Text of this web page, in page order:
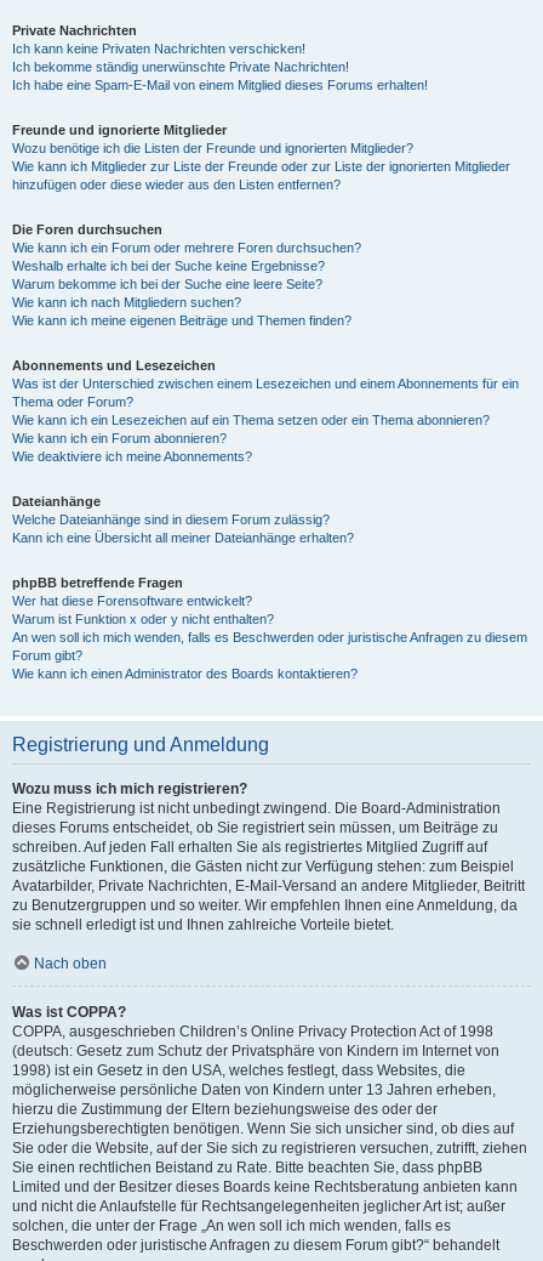
Private Nachrichten
Ich kann keine Privaten Nachrichten verschicken!
Ich bekomme ständig unerwünschte Private Nachrichten!
Ich habe eine Spam-E-Mail von einem Mitglied dieses Forums erhalten!
Freunde und ignorierte Mitglieder
Wozu benötige ich die Listen der Freunde und ignorierten Mitglieder?
Wie kann ich Mitglieder zur Liste der Freunde oder zur Liste der ignorierten Mitglieder
hinzufügen oder diese wieder aus den Listen entfernen?
Die Foren durchsuchen
Wie kann ich ein Forum oder mehrere Foren durchsuchen?
Weshalb erhalte ich bei der Suche keine Ergebnisse?
Warum bekomme ich bei der Suche eine leere Seite?
Wie kann ich nach Mitgliedern suchen?
Wie kann ich meine eigenen Beiträge und Themen finden?
Abonnements und Lesezeichen
Was ist der Unterschied zwischen einem Lesezeichen und einem Abonnements für ein
Thema oder Forum?
Wie kann ich ein Lesezeichen auf ein Thema setzen oder ein Thema abonnieren?
Wie kann ich ein Forum abonnieren?
Wie deaktiviere ich meine Abonnements?
Dateianhänge
Welche Dateianhänge sind in diesem Forum zulässig?
Kann ich eine Übersicht all meiner Dateianhänge erhalten?
phpBB betreffende Fragen
Wer hat diese Forensoftware entwickelt?
Warum ist Funktion x oder y nicht enthalten?
An wen soll ich mich wenden, falls es Beschwerden oder juristische Anfragen zu diesem
Forum gibt?
Wie kann ich einen Administrator des Boards kontaktieren?
Registrierung und Anmeldung
Wozu muss ich mich registrieren?
Eine Registrierung ist nicht unbedingt zwingend. Die Board-Administration
dieses Forums entscheidet, ob Sie registriert sein müssen, um Beiträge zu
schreiben. Auf jeden Fall erhalten Sie als registriertes Mitglied Zugriff auf
zusätzliche Funktionen, die Gästen nicht zur Verfügung stehen: zum Beispiel
Avatarbilder, Private Nachrichten, E-Mail-Versand an andere Mitglieder, Beitritt
zu Benutzergruppen und so weiter. Wir empfehlen Ihnen eine Anmeldung, da
sie schnell erledigt ist und Ihnen zahlreiche Vorteile bietet.
Nach oben
Was ist COPPA?
COPPA, ausgeschrieben Children’s Online Privacy Protection Act of 1998
(deutsch: Gesetz zum Schutz der Privatsphäre von Kindern im Internet von
1998) ist ein Gesetz in den USA, welches festlegt, dass Websites, die
möglicherweise persönliche Daten von Kindern unter 13 Jahren erheben,
hierzu die Zustimmung der Eltern beziehungsweise des oder der
Erziehungsberechtigten benötigen. Wenn Sie sich unsicher sind, ob dies auf
Sie oder die Website, auf der Sie sich zu registrieren versuchen, zutrifft, ziehen
Sie einen rechtlichen Beistand zu Rate. Bitte beachten Sie, dass phpBB
Limited und der Besitzer dieses Boards keine Rechtsberatung anbieten kann
und nicht die Anlaufstelle für Rechtsangelegenheiten jeglicher Art ist; außer
solchen, die unter der Frage „An wen soll ich mich wenden, falls es
Beschwerden oder juristische Anfragen zu diesem Forum gibt?“ behandelt